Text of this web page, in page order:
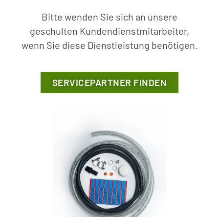
Bitte wenden Sie sich an unsere
geschulten Kundendienstmitarbeiter,
wenn Sie diese Dienstleistung benötigen.
SERVICEPARTNER FINDEN